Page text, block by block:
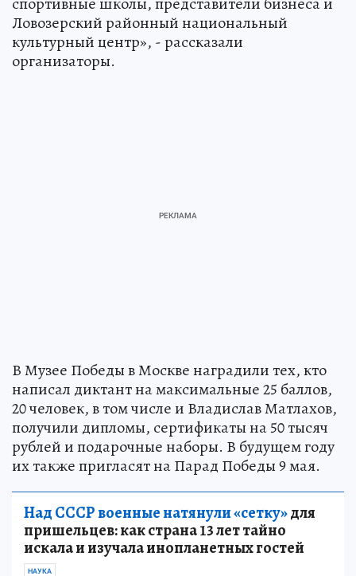
Ловозерский районный национальный
культурный центр», - рассказали
организаторы.
В Музее Победы в Москве наградили тех, кто
написал диктант на максимальные 25 баллов,
20 человек, в том числе и Владислав Матлахов,
получили дипломы, сертификаты на 50 тысяч
рублей и подарочные наборы. В будущем году
их также пригласят на Парад Победы 9 мая.
Над СССР военные натянули «сетку»для
пришельцев: как страна 13 лет тайно
искала и изучала инопланетных гостей
НАУКА